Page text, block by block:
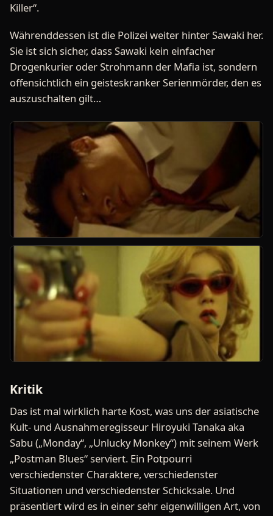
Killer“.
Währenddessen ist die Polizei weiter hinter Sawaki her.
Sie ist sich sicher, dass Sawaki kein einfacher
Drogenkurier oder Strohmann der Mafia ist, sondern
offensichtlich ein geisteskranker Serienmörder, den es
auszuschalten gilt…
Kritik
Das ist mal wirklich harte Kost, was uns der asiatische
Kult- und Ausnahmeregisseur Hiroyuki Tanaka aka
Sabu („Monday“, „Unlucky Monkey“) mit seinem Werk
„Postman Blues“ serviert. Ein Potpourri
verschiedenster Charaktere, verschiedenster
Situationen und verschiedenster Schicksale. Und
präsentiert wird es in einer sehr eigenwilligen Art, von